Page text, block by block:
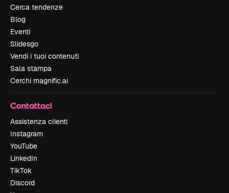
Cerca tendenze
Blog
Eventi
Slidesgo
Vendi i tuoi contenuti
Sala stampa
Cerchi magnific.ai
Contattaci
Assistenza clienti
Instagram
YouTube
LinkedIn
TikTok
Discord